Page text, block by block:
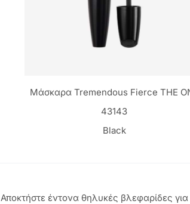
Μάσκαρα Tremendous Fierce THE
43143
Black
Αποκτήστε έντονα θηλυκές βλεφαρίδες